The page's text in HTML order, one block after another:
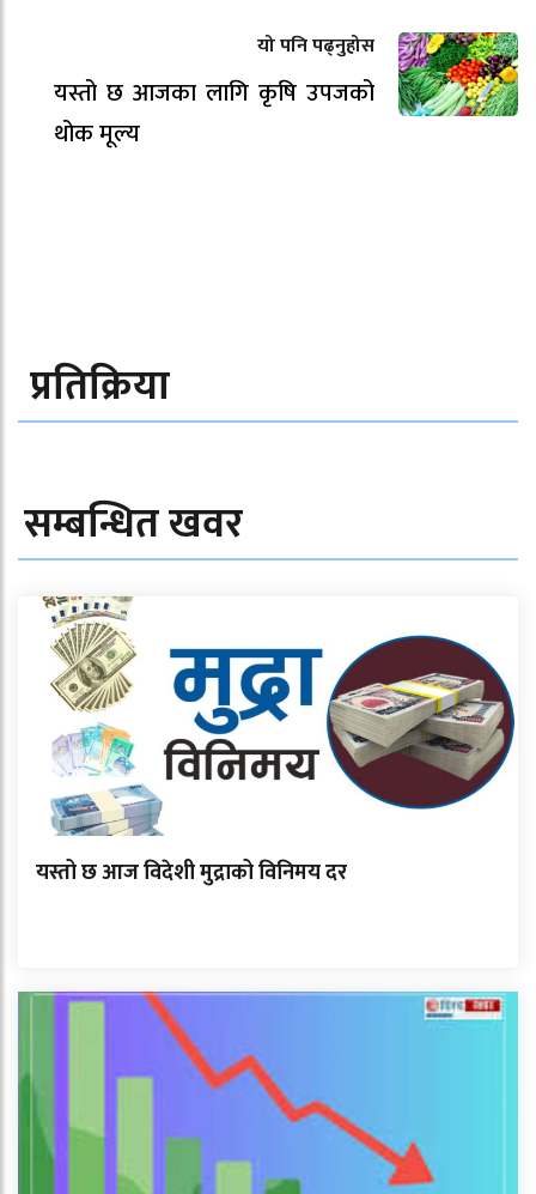
यो पनि पढ्नुहोस
यस्तो छ आजका लागि कृषि उपजको
थोक मूल्य
प्रतिक्रिया
सम्बन्धित खवर
यस्तो छ आज विदेशी मुद्राको विनिमय दर